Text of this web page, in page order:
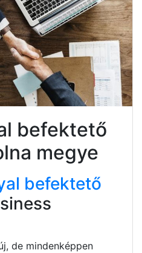
befektető
megye
befektető
de mindenképpen